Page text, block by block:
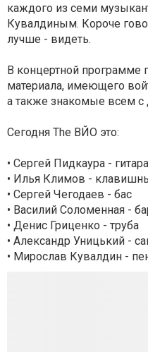
каждого из семи
Кувалдиным. Короче
лучше - видеть.
В концертной программе
материала, имеющего
а также знакомые всем с
Сегодня Тhe ВЙО это:
• Сергей Пидкаура - гитара
• Илья Климов -
• Сергей Чегодаев - бас
• Василий Соломенная -
• Денис Гриценко - труба
• Александр Уницький -
• Мирослав Кувалдин -